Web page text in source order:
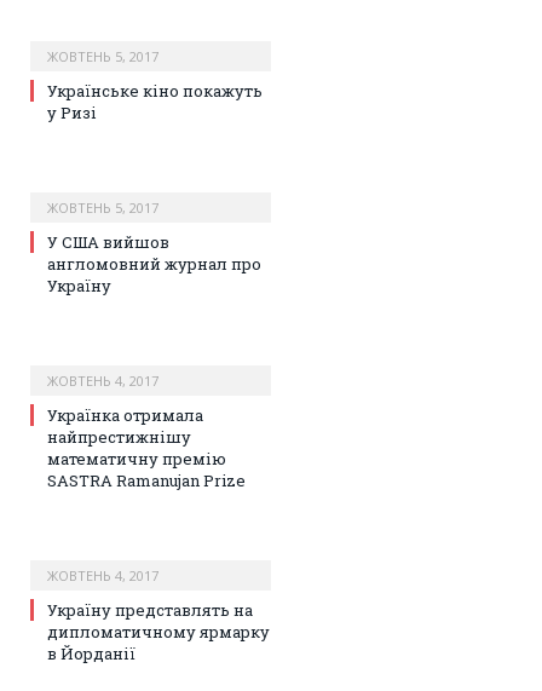
ЖОВТЕНЬ 5, 2017
Українське кіно покажуть
у Ризі
ЖОВТЕНЬ 5, 2017
У США вийшов
англомовний журнал про
Україну
ЖОВТЕНЬ 4, 2017
Українка отримала
найпрестижнішу
математичну премію
SASTRA Ramanujan Prize
ЖОВТЕНЬ 4, 2017
Україну представлять на
дипломатичному ярмарку
в Йорданії